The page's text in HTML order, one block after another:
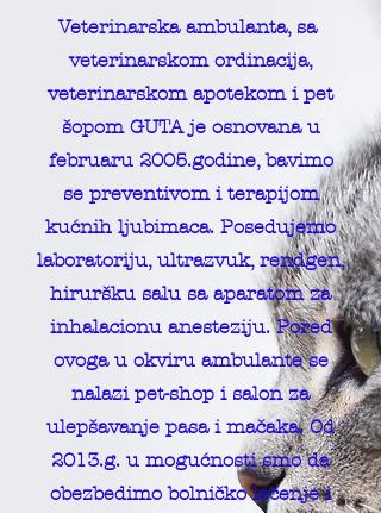
Veterinarska ambulanta, sa
veterinarskom ordinacija,
veterinarskom apotekom i pet
šopom GUTA je osnovana u
februaru 2005.godine, bavimo
se preventivom i terapijom
kućnih ljubimaca. Posedujemo
laboratoriju, ultrazvuk, rendgen,
hiruršku salu sa aparatom za
inhalacionu anesteziju. Pored
ovoga u okviru ambulante se
nalazi pet-shop i salon za
ulepšavanje pasa i mačaka. Od
2013.g. u mogućnosti smo da
obezbedimo bolničko lečenje i